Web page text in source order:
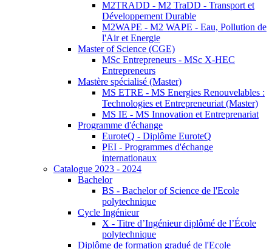
M2TRADD - M2 TraDD - Transport et
Développement Durable
M2WAPE - M2 WAPE - Eau, Pollution de
l'Air et Energie
Master of Science (CGE)
MSc Entrepreneurs - MSc X-HEC
Entrepreneurs
Mastère spécialisé (Master)
MS ETRE - MS Energies Renouvelables :
Technologies et Entrepreneuriat (Master)
MS IE - MS Innovation et Entreprenariat
Programme d'échange
EuroteQ - Diplôme EuroteQ
PEI - Programmes d'échange
internationaux
Catalogue 2023 - 2024
Bachelor
BS - Bachelor of Science de l'Ecole
polytechnique
Cycle Ingénieur
X - Titre d’Ingénieur diplômé de l’École
polytechnique
Diplôme de formation gradué de l'Ecole